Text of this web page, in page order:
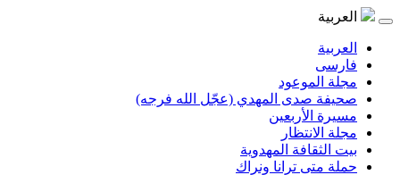
المهدي (عجّل الله فرجه)
المهدوية
ترانا ونراك